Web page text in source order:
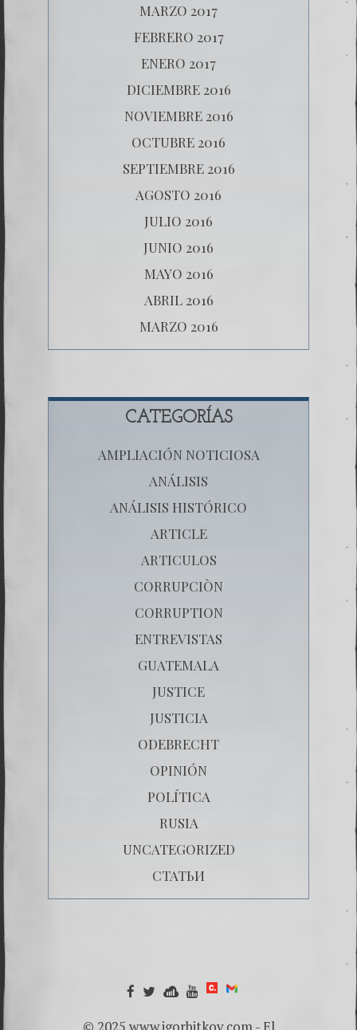
MARZO 2017
FEBRERO 2017
ENERO 2017
DICIEMBRE 2016
NOVIEMBRE 2016
OCTUBRE 2016
SEPTIEMBRE 2016
AGOSTO 2016
JULIO 2016
JUNIO 2016
MAYO 2016
ABRIL 2016
MARZO 2016
CATEGORÍAS
AMPLIACIÓN NOTICIOSA
ANÁLISIS
ANÁLISIS HISTÓRICO
ARTICLE
ARTICULOS
CORRUPCIÒN
CORRUPTION
ENTREVISTAS
GUATEMALA
JUSTICE
JUSTICIA
ODEBRECHT
OPINIÓN
POLÍTICA
RUSIA
UNCATEGORIZED
СТАТЬИ
© 2025 www.igorbitkov.com - El